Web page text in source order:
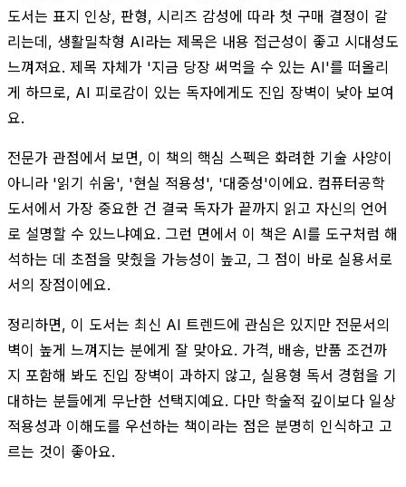
도서는 표지 인상, 판형, 시리즈 감성에 따라 첫 구매 결정이 갈
리는데, 생활밀착형 AI라는 제목은 내용 접근성이 좋고 시대성도
느껴져요. 제목 자체가 '지금 당장 써먹을 수 있는 AI'를 떠올리
게 하므로, AI 피로감이 있는 독자에게도 진입 장벽이 낮아 보여
요.
전문가 관점에서 보면, 이 책의 핵심 스펙은 화려한 기술 사양이
아니라 '읽기 쉬움', '현실 적용성', '대중성'이에요. 컴퓨터공학
도서에서 가장 중요한 건 결국 독자가 끝까지 읽고 자신의 언어
로 설명할 수 있느냐예요. 그런 면에서 이 책은 AI를 도구처럼 해
석하는 데 초점을 맞췄을 가능성이 높고, 그 점이 바로 실용서로
서의 장점이에요.
정리하면, 이 도서는 최신 AI 트렌드에 관심은 있지만 전문서의
벽이 높게 느껴지는 분에게 잘 맞아요. 가격, 배송, 반품 조건까
지 포함해 봐도 진입 장벽이 과하지 않고, 실용형 독서 경험을 기
대하는 분들에게 무난한 선택지예요. 다만 학술적 깊이보다 일상
적용성과 이해도를 우선하는 책이라는 점은 분명히 인식하고 고
르는 것이 좋아요.